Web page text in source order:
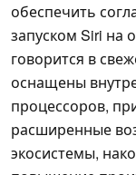
обеспечить
запуском Siri на
говорится в
оснащены
процессоров,
расширенные
экосистемы,